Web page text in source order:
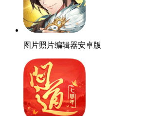
图片照片编辑器安卓版